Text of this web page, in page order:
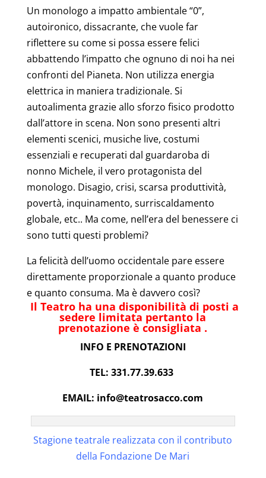
Un monologo a impatto ambientale “0”,
autoironico, dissacrante, che vuole far
riflettere su come si possa essere felici
abbattendo l’impatto che ognuno di noi ha nei
confronti del Pianeta. Non utilizza energia
elettrica in maniera tradizionale. Si
autoalimenta grazie allo sforzo fisico prodotto
dall’attore in scena. Non sono presenti altri
elementi scenici, musiche live, costumi
essenziali e recuperati dal guardaroba di
nonno Michele, il vero protagonista del
monologo. Disagio, crisi, scarsa produttività,
povertà, inquinamento, surriscaldamento
globale, etc.. Ma come, nell’era del benessere ci
sono tutti questi problemi?
La felicità dell’uomo occidentale pare essere
direttamente proporzionale a quanto produce
e quanto consuma. Ma è davvero così?
Il Teatro ha una disponibilità di posti a
sedere limitata pertanto la
prenotazione è consigliata .
INFO E PRENOTAZIONI
TEL: 331.77.39.633
EMAIL: info@teatrosacco.com
Stagione teatrale realizzata con il contributo
della Fondazione De Mari